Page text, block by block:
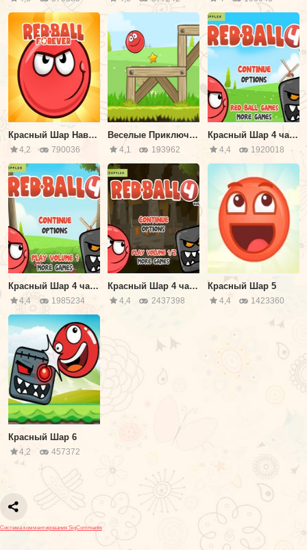
Красный Шар Навсегда
4,2 790036
Веселые Приключения Красного Шарика
4,1 193962
Красный Шар 4 часть 1
4,4 1920018
Красный Шар 4 часть 2
4,4 1985234
Красный Шар 4 часть 3
4,4 2437398
Красный Шар 5
4,4 1423360
Красный Шар 6
4,2 457372
Система комментирования SigComments